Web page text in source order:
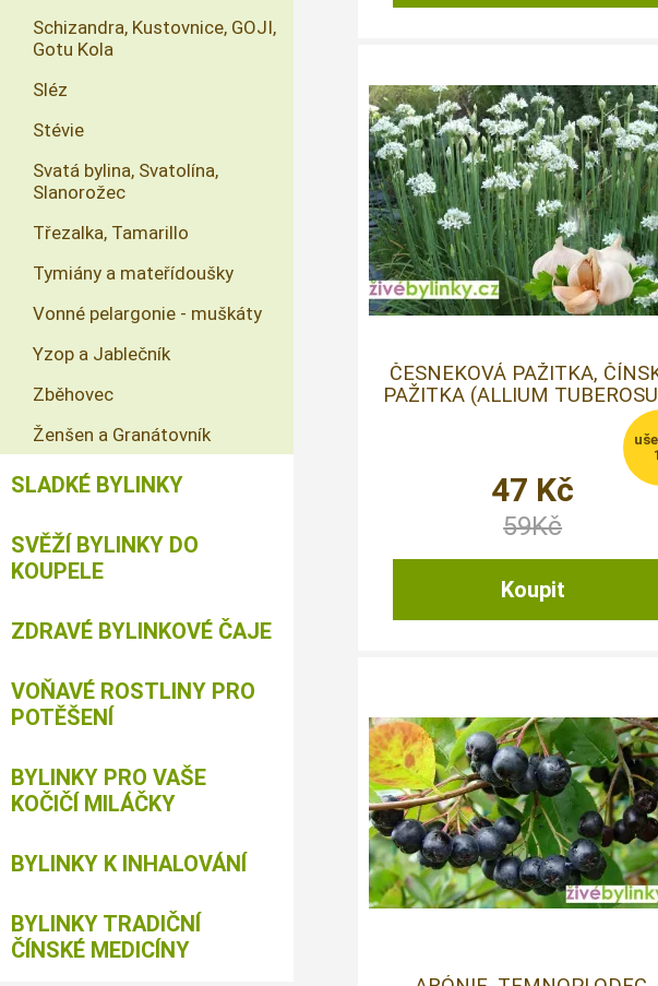
ČESNEKOVÁ PAŽITKA,
PAŽITKA (ALLIUM
47 Kč
59Kč
Schizandra, Kustovnice, GOJI,
Gotu Kola
Sléz
Stévie
Svatá bylina, Svatolína,
Slanorožec
Třezalka, Tamarillo
Tymiány a mateřídoušky
Vonné pelargonie - muškáty
Yzop a Jablečník
Zběhovec
Ženšen a Granátovník
SLADKÉ BYLINKY
SVĚŽÍ BYLINKY DO
KOUPELE
ZDRAVÉ BYLINKOVÉ ČAJE
VOŇAVÉ ROSTLINY PRO
POTĚŠENÍ
BYLINKY PRO VAŠE
KOČIČÍ MILÁČKY
BYLINKY K INHALOVÁNÍ
BYLINKY TRADIČNÍ
ČÍNSKÉ MEDICÍNY